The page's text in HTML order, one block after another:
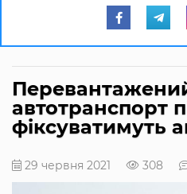
автотранспорт
фіксуватимуть
29 червня 2021 308